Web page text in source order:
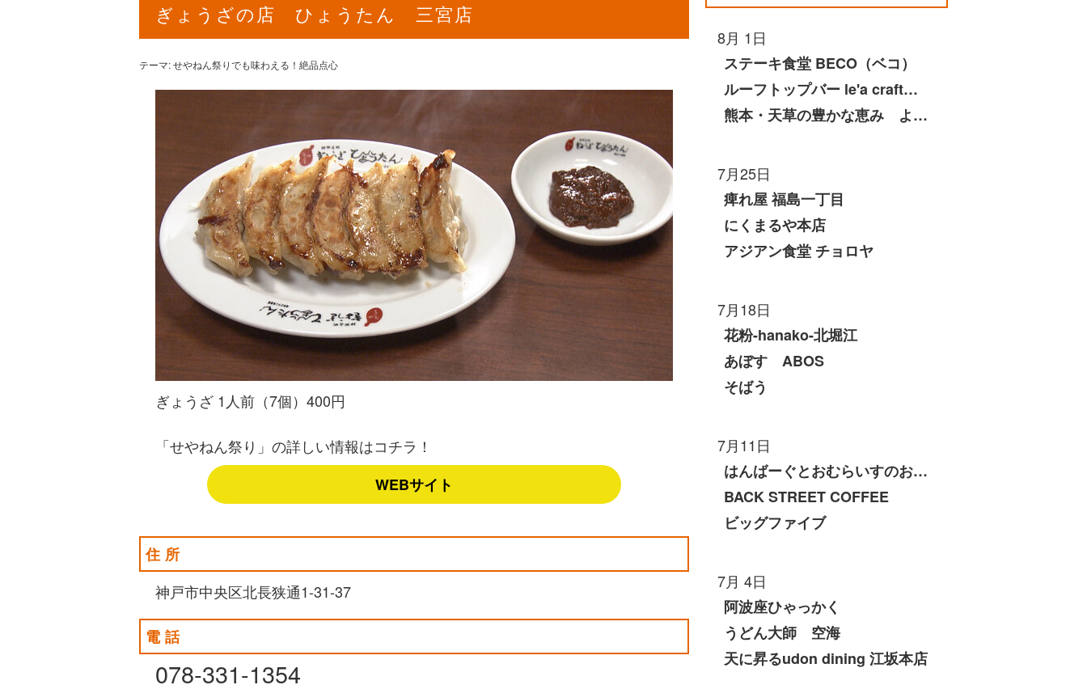
ぎょうざの店 ひょうたん 三宮店
テーマ: せやねん祭りでも味わえる！絶品点心
ぎょうざ 1人前（7個）400円
「せやねん祭り」の詳しい情報はコチラ！
WEBサイト
住所
神戸市中央区北長狭通1-31-37
電話
078‐331-1354
8月 1日
ステーキ食堂 BECO（ベコ）
ルーフトップバー le'a craft（レアクラフト）
熊本・天草の豊かな恵み よしたけ
7月25日
痺れ屋 福島一丁目
にくまるや本店
アジアン食堂 チョロヤ
7月18日
花粉-hanako-北堀江
あぼす ABOS
そばう
7月11日
はんばーぐとおむらいすのお店 いくら
BACK STREET COFFEE
ビッグファイブ
7月 4日
阿波座ひゃっかく
うどん大師 空海
天に昇るudon dining 江坂本店